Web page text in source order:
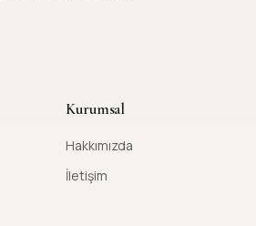
Kurumsal
Hakkımızda
İletişim